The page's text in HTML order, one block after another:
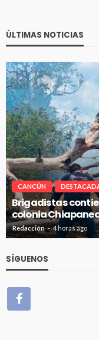
ÚLTIMAS NOTICIAS
29
CANCÚN
Avanza en
de
Redacción 4
SÍGUENOS